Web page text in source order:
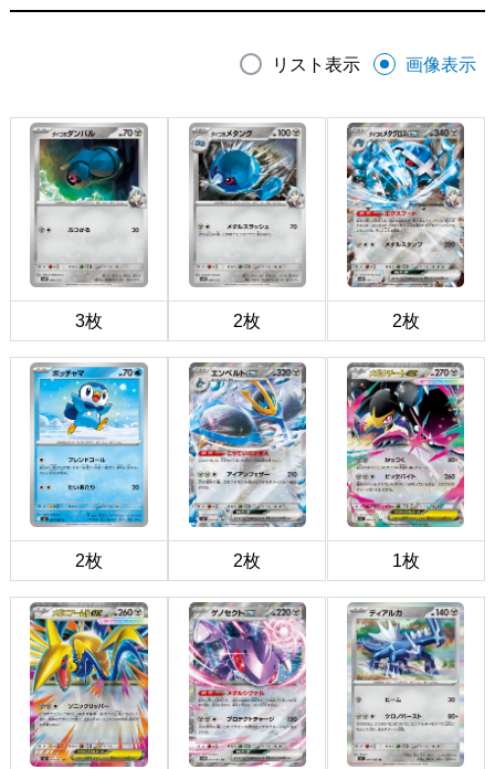
リスト表示 画像表示
3枚 2枚 2枚
2枚 2枚 1枚